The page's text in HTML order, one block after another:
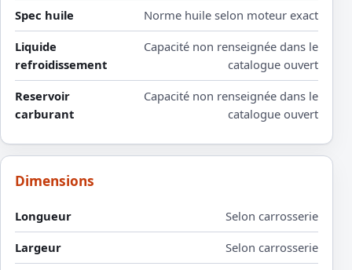
Spec huile
Norme huile selon moteur exact
Liquide
refroidissement
Capacité non renseignée dans le
catalogue ouvert
Reservoir
carburant
Capacité non renseignée dans le
catalogue ouvert
Dimensions
Longueur
Selon carrosserie
Largeur
Selon carrosserie